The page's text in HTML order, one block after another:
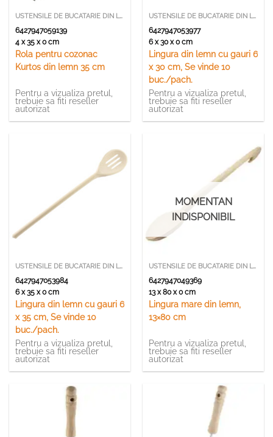
USTENSILE DE BUCATARIE DIN LEMN SI BAMBUS
6427947059139
4 x 35 x 0 cm
Rola pentru cozonac
Kurtos din lemn 35 cm
Pentru a vizualiza pretul,
trebuie sa fiti reseller
autorizat
USTENSILE DE BUCATARIE DIN LEMN SI BAMBUS
6427947053977
6 x 30 x 0 cm
Lingura din lemn cu gauri 6
x 30 cm, Se vinde 10
buc./pach.
Pentru a vizualiza pretul,
trebuie sa fiti reseller
autorizat
USTENSILE DE BUCATARIE DIN LEMN SI BAMBUS
6427947053984
6 x 35 x 0 cm
Lingura din lemn cu gauri 6
x 35 cm, Se vinde 10
buc./pach.
Pentru a vizualiza pretul,
trebuie sa fiti reseller
autorizat
MOMENTAN
INDISPONIBIL
USTENSILE DE BUCATARIE DIN LEMN SI BAMBUS
6427947049369
13 x 80 x 0 cm
Lingura mare din lemn,
13×80 cm
Pentru a vizualiza pretul,
trebuie sa fiti reseller
autorizat